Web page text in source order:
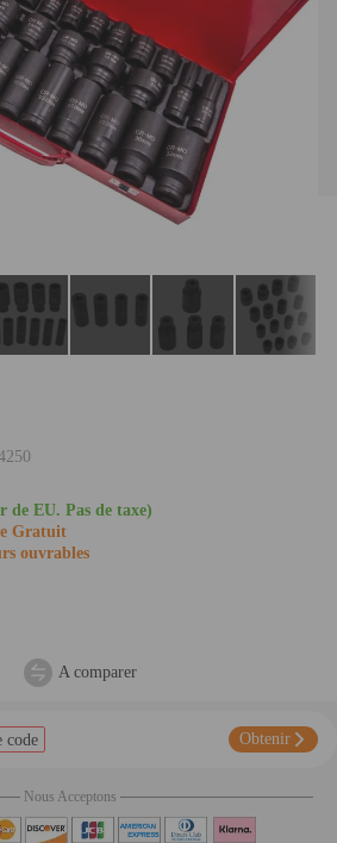
de EU. Pas de taxe)
Gratuit
ouvrables
A comparer
code Obtenir
Nous Acceptons